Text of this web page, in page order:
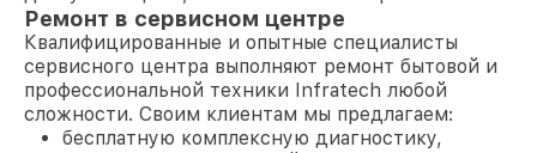
Ремонт в сервисном центре
Квалифицированные и опытные специалисты
сервисного центра выполняют ремонт бытовой и
профессиональной техники Infratech любой
сложности. Своим клиентам мы предлагаем:
бесплатную комплексную диагностику,